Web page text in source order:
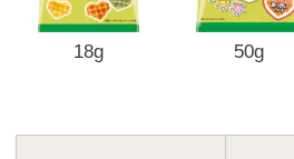
18g 50g